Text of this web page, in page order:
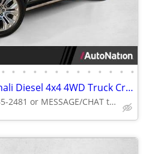
• • • • • • • • • • • • •
2021 GMC Sierra 1500 Denali Diesel 4x4 4WD Truck Crew cab AUTONATION
Call (844) 335-2481 or MESSAGE/CHAT to confirm availability